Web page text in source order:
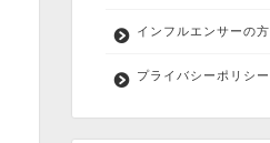
インフルエンサーの方
プライバシーポリシー